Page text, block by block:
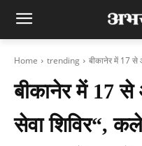
Home trending बीकानेर में 17 से
बीकानेर में 17 से
सेवा शिविर“,